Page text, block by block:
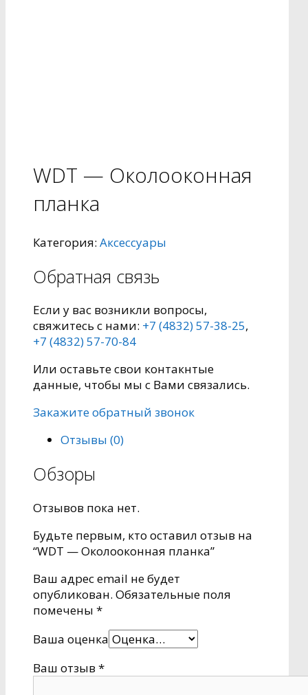
WDT — Околооконная
планка
Категория: Аксессуары
Обратная связь
Если у вас возникли вопросы,
свяжитесь с нами: +7 (4832) 57-38-25,
+7 (4832) 57-70-84
Или оставьте свои контакнтые
данные, чтобы мы с Вами связались.
Закажите обратный звонок
Отзывы (0)
Обзоры
Отзывов пока нет.
Будьте первым, кто оставил отзыв на
“WDT — Околооконная планка”
Ваш адрес email не будет
опубликован. Обязательные поля
помечены *
Ваша оценка
Ваш отзыв *